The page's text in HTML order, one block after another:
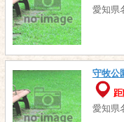
愛知県
守牧公
愛知県